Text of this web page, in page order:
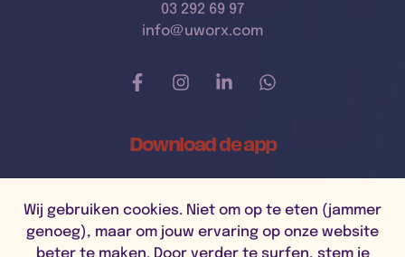
Wij gebruiken cookies. Niet om op te eten (jammer
genoeg), maar om jouw ervaring op onze website
beter te maken. Door verder te surfen, stem je
03 292 69 97
info@uworx.com
Download de app